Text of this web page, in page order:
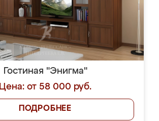
Гостиная "Энигма"
Цена: от 58 000 руб.
ПОДРОБНЕЕ